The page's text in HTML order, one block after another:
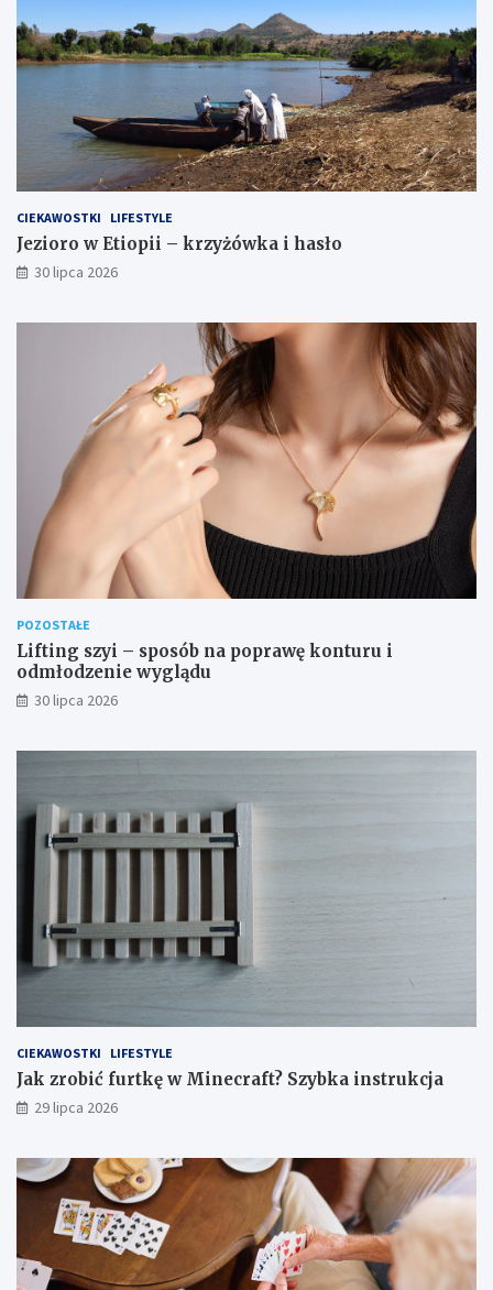
CIEKAWOSTKI LIFESTYLE
Jezioro w Etiopii – krzyżówka i hasło
30 lipca 2026
POZOSTAŁE
Lifting szyi – sposób na poprawę konturu i
odmłodzenie wyglądu
30 lipca 2026
CIEKAWOSTKI LIFESTYLE
Jak zrobić furtkę w Minecraft? Szybka instrukcja
29 lipca 2026